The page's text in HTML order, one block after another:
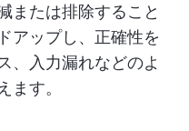
または排除すること
アップし、正確性を
、入力漏れなどのよ
ます。